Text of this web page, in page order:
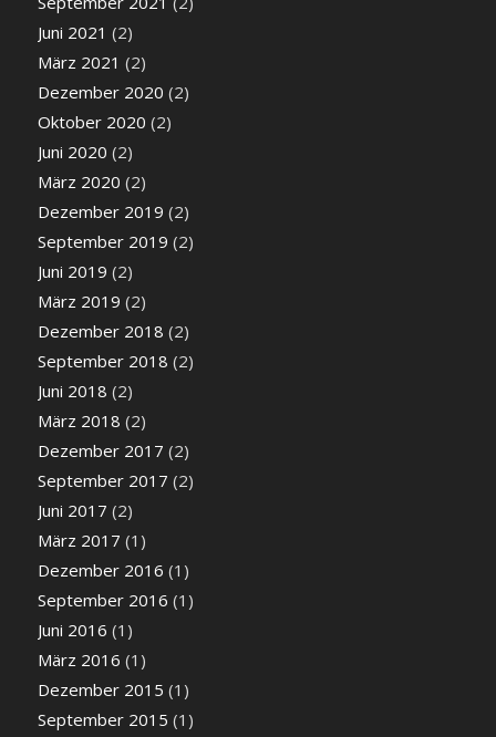
Juni 2021 (2)
März 2021 (2)
Dezember 2020 (2)
Oktober 2020 (2)
Juni 2020 (2)
März 2020 (2)
Dezember 2019 (2)
September 2019 (2)
Juni 2019 (2)
März 2019 (2)
Dezember 2018 (2)
September 2018 (2)
Juni 2018 (2)
März 2018 (2)
Dezember 2017 (2)
September 2017 (2)
Juni 2017 (2)
März 2017 (1)
Dezember 2016 (1)
September 2016 (1)
Juni 2016 (1)
März 2016 (1)
Dezember 2015 (1)
September 2015 (1)